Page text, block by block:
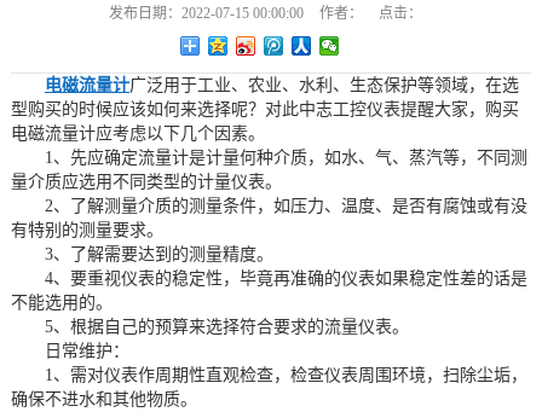
发布日期： 2022-07-15 00:00:00 作者： 点击：
电磁流量计广泛用于工业、农业、水利、生态保护等领域，在选
型购买的时候应该如何来选择呢？对此中志工控仪表提醒大家，购买
电磁流量计应考虑以下几个因素。
1、先应确定流量计是计量何种介质，如水、气、蒸汽等，不同测
量介质应选用不同类型的计量仪表。
2、了解测量介质的测量条件，如压力、温度、是否有腐蚀或有没
有特别的测量要求。
3、了解需要达到的测量精度。
4、要重视仪表的稳定性，毕竟再准确的仪表如果稳定性差的话是
不能选用的。
5、根据自己的预算来选择符合要求的流量仪表。
日常维护：
1、需对仪表作周期性直观检查，检查仪表周围环境，扫除尘垢，
确保不进水和其他物质。